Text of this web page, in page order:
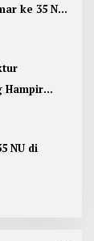
ke 35 NU
Hampir
NU di